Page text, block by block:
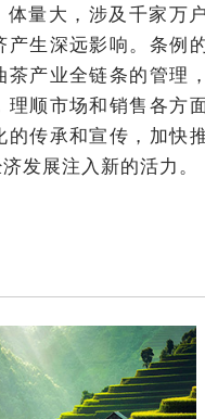
量大，涉及千家万
产生深远影响。条例
产业全链条的管理
顺市场和销售各方
的传承和宣传，加快
发展注入新的活力。